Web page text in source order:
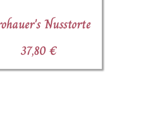
Nusstorte
37,80 €